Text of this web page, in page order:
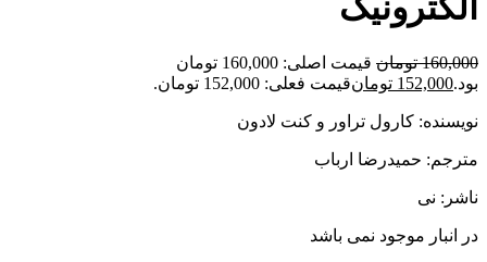
160,000 تومان
قیمت اصلی: 160,000 تومان
بود.152,000 تومانقیمت فعلی: 152,000 تومان.
نویسنده: کارول تراور و کنت لادون
مترجم: حمیدرضا ارباب
ناشر: نی
در انبار موجود نمی باشد